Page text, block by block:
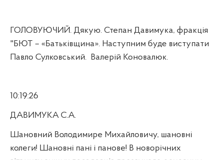
ГОЛОВУЮЧИЙ. Дякую. Степан Давимука, фракція
"БЮТ – «Батьківщина». Наступним буде виступати
Павло Сулковський.
Валерій Коновалюк.
10:19:26
ДАВИМУКА С.А.
Шановний Володимире Михайловичу, шановні
колеги! Шановні пані і панове! В новорічних